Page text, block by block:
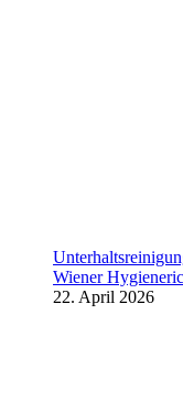
Wiener
22. April 2026